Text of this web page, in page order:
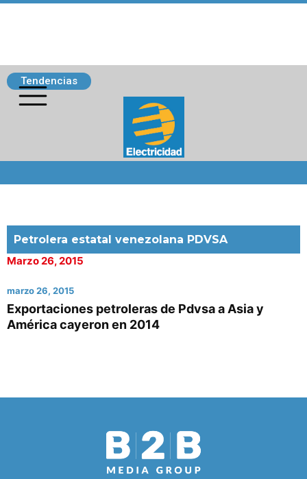
Tendencias
Petrolera estatal venezolana PDVSA
Marzo 26, 2015
marzo 26, 2015
Exportaciones petroleras de Pdvsa a Asia y
América cayeron en 2014